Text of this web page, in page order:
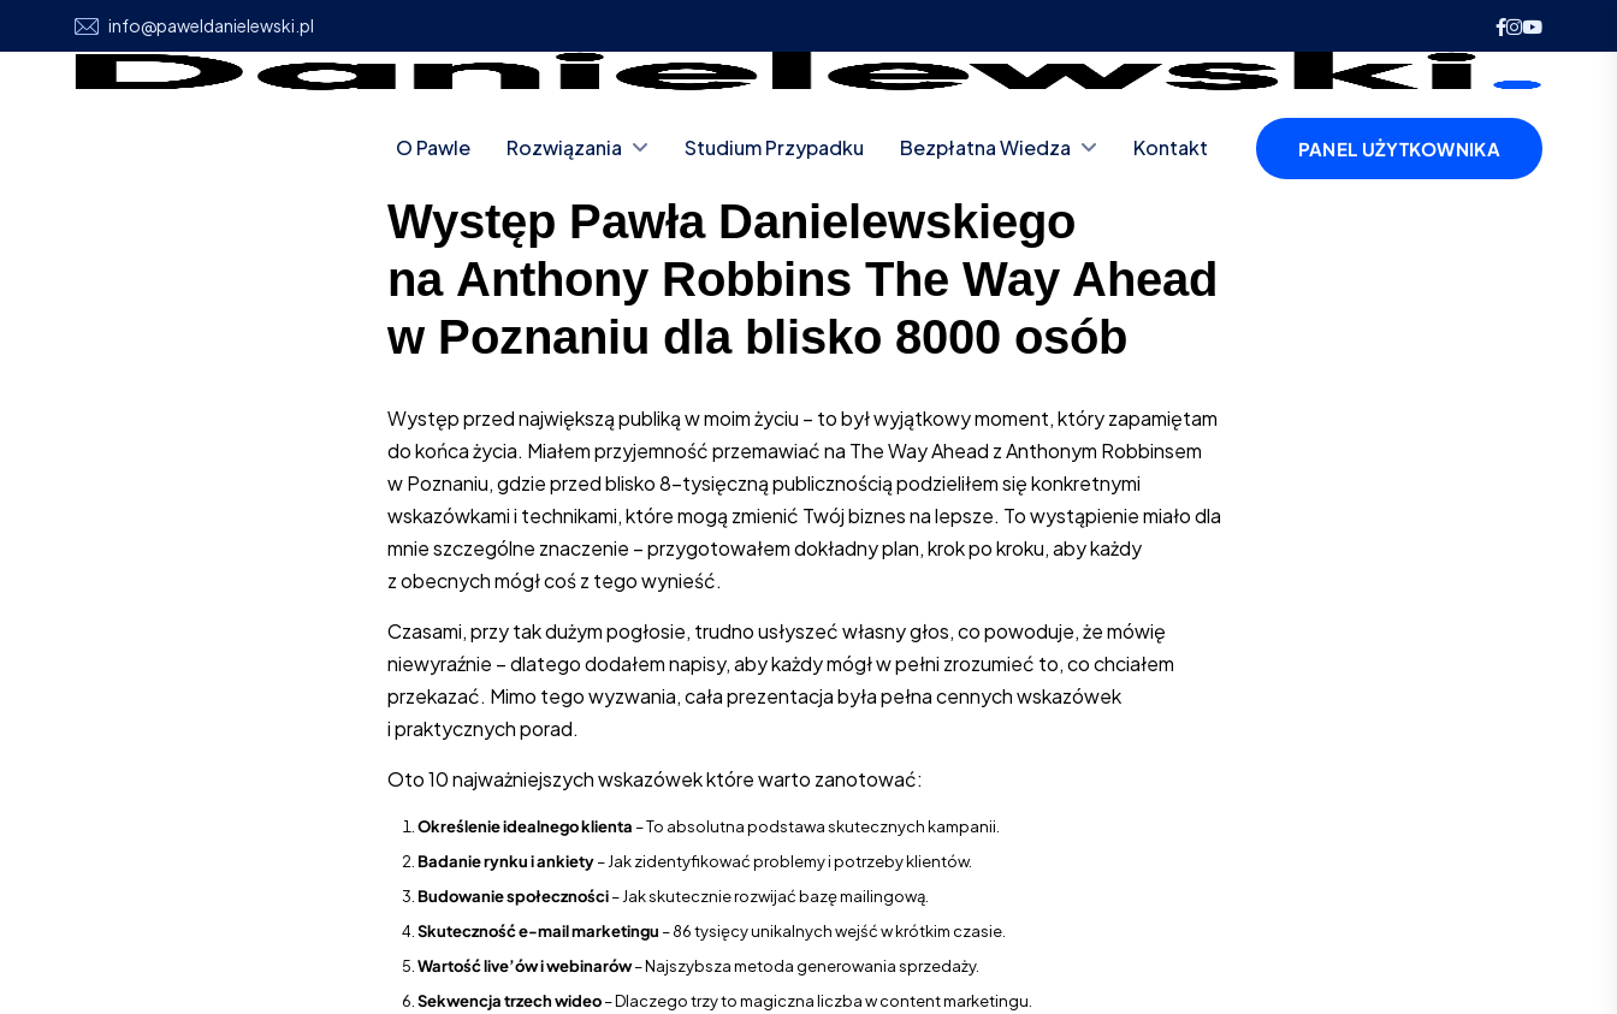
info@paweldanielewski.pl
O Pawle Rozwiązania Studium Przypadku Bezpłatna Wiedza Kontakt PANEL UŻYTKOWNIKA
Występ Pawła Danielewskiego
na Anthony Robbins The Way Ahead
w Poznaniu dla blisko 8000 osób
Występ przed największą publiką w moim życiu – to był wyjątkowy moment, który zapamiętam
do końca życia. Miałem przyjemność przemawiać na The Way Ahead z Anthonym Robbinsem
w Poznaniu, gdzie przed blisko 8-tysięczną publicznością podzieliłem się konkretnymi
wskazówkami i technikami, które mogą zmienić Twój biznes na lepsze. To wystąpienie miało dla
mnie szczególne znaczenie – przygotowałem dokładny plan, krok po kroku, aby każdy
z obecnych mógł coś z tego wynieść.
Czasami, przy tak dużym pogłosie, trudno usłyszeć własny głos, co powoduje, że mówię
niewyraźnie – dlatego dodałem napisy, aby każdy mógł w pełni zrozumieć to, co chciałem
przekazać. Mimo tego wyzwania, cała prezentacja była pełna cennych wskazówek
i praktycznych porad.
Oto 10 najważniejszych wskazówek które warto zanotować:
Określenie idealnego klienta – To absolutna podstawa skutecznych kampanii.
Badanie rynku i ankiety– Jak zidentyfikować problemy i potrzeby klientów.
Budowanie społeczności– Jak skutecznie rozwijać bazę mailingową.
Skuteczność e-mail marketingu – 86 tysięcy unikalnych wejść w krótkim czasie.
Wartość live’ów i webinarów– Najszybsza metoda generowania sprzedaży.
Sekwencja trzech wideo– Dlaczego trzy to magiczna liczba w content marketingu.